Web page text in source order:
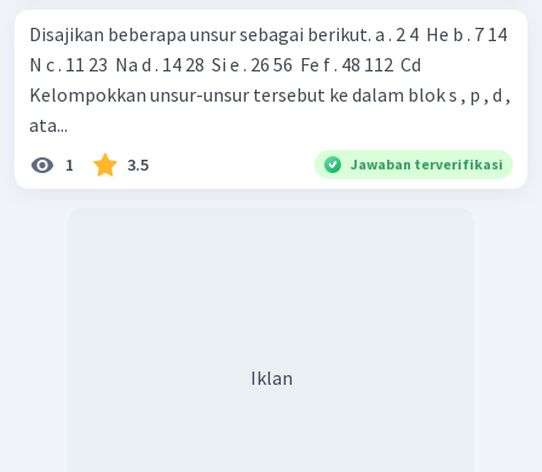
Disajikan beberapa unsur sebagai berikut. a . 2 4 ​ He b . 7 14 ​
N c . 11 23 ​ Na d . 14 28 ​ Si e . 26 56 ​ Fe f . 48 112 ​ Cd
Kelompokkan unsur-unsur tersebut ke dalam blok s , p , d ,
ata...
1 3.5 Jawaban terverifikasi
Iklan